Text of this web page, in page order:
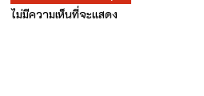
ไม่มีความเห็นที่จะแสดง